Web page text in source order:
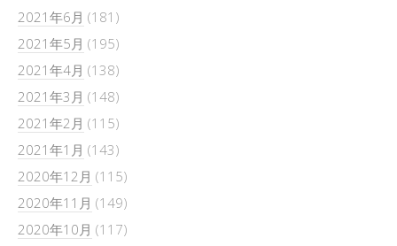
2021年6月 (181)
2021年5月 (195)
2021年4月 (138)
2021年3月 (148)
2021年2月 (115)
2021年1月 (143)
2020年12月 (115)
2020年11月 (149)
2020年10月 (117)